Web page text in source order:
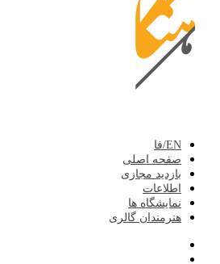
EN/فا
صفحه اصلی
بازدید مجازی
اطلاعات
نمایشگاه ها
هنرمندان گالری